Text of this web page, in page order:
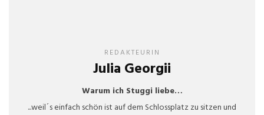
REDAKTEURIN
Julia Georgii
Warum ich Stuggi liebe…
...weil´s einfach schön ist auf dem Schlossplatz zu sitzen und